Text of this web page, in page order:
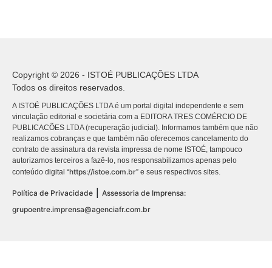
Copyright © 2026 - ISTOÉ PUBLICAÇÕES LTDA
Todos os direitos reservados.
A ISTOÉ PUBLICAÇÕES LTDA é um portal digital independente e sem
vinculação editorial e societária com a EDITORA TRES COMÉRCIO DE
PUBLICACÕES LTDA (recuperação judicial). Informamos também que não
realizamos cobranças e que também não oferecemos cancelamento do
contrato de assinatura da revista impressa de nome ISTOÉ, tampouco
autorizamos terceiros a fazê-lo, nos responsabilizamos apenas pelo
conteúdo digital “https://istoe.com.br” e seus respectivos sites.
Política de Privacidade
Assessoria de Imprensa:
grupoentre.imprensa@agenciafr.com.br